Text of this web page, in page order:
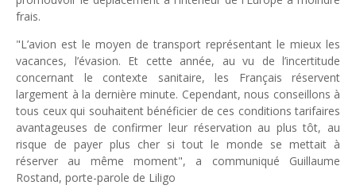
Unknown-Jun 02 2026
Unknown -May 22 2026
Marques françaises : Chanel aux sommets de la
Tsirisoa Edition-
May 13 2026
Art et médias sociaux : à l'ère de la "présence ciblée"
Unknown-May 09 2026
Tourisme : l'Afrique fait le pari du luxe et de la durabilité
Unknown-May 03 2026
Economie : quand le roi dollar grince
Unknown-Apr 26 2026
frais.
"L’avion est le moyen de transport représentant le mieux les
vacances, l’évasion. Et cette année, au vu de l’incertitude
concernant le contexte sanitaire, les Français réservent
largement à la dernière minute. Cependant, nous conseillons à
tous ceux qui souhaitent bénéficier de ces conditions tarifaires
avantageuses de confirmer leur réservation au plus tôt, au
risque de payer plus cher si tout le monde se mettait à
réserver au même moment", a communiqué Guillaume
Rostand, porte-parole de Liligo